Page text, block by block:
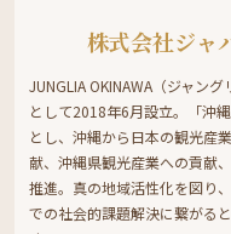
株式会社ジャ
JUNGLIA OKINAWA（ジャン
として2018年6月設立。「沖
とし、沖縄から日本の観光産
献、沖縄県観光産業への貢献
推進。真の地域活性化を図り
での社会的課題解決に繋がる